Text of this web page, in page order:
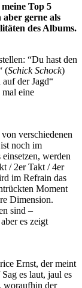
Top 5
aber gerne als
des Albums.
“Du hast den
(Schick Schock)
der Jagd“
eine
verschiedenen
noch im
werden
/ 2er Takt / 4er
im Refrain das
Moment
Dimension.
sind –
es zeigt
Ernst, der meint
es laut, jaul es
woraufhin der